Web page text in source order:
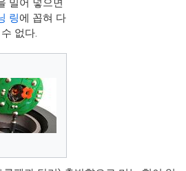
링에 꼽혀 다
없다.